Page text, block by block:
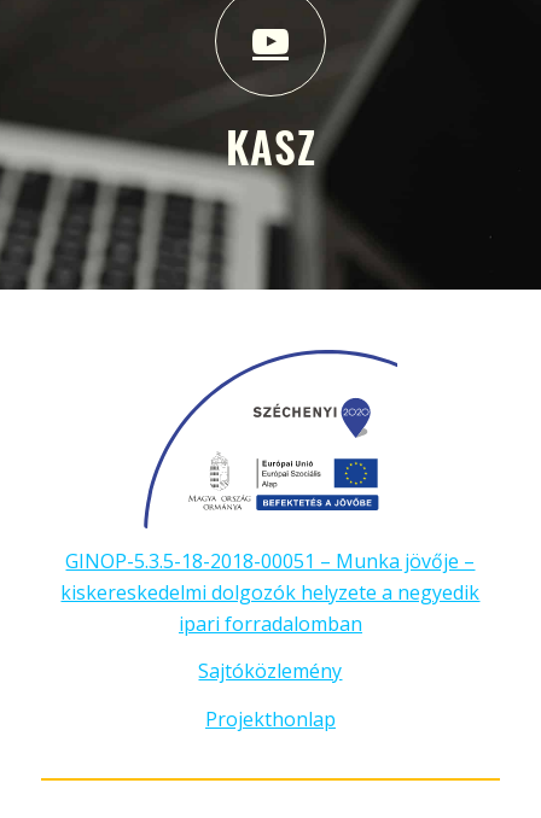
KASZ
GINOP-5.3.5-18-2018-00051 – Munka jövője –
kiskereskedelmi dolgozók helyzete a negyedik
ipari forradalomban
Sajtóközlemény
Projekthonlap